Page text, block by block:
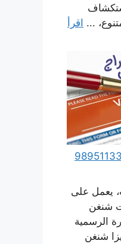
... اقرأ
مكتب استخراج فيزا شنغن 98951133
يعمل على
شنغن
الرسمية
شنغن